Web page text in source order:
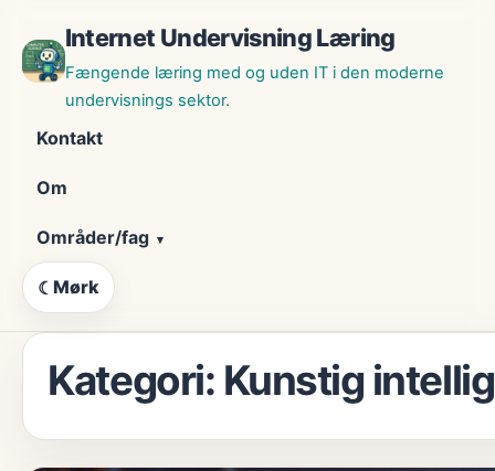
indhold
Internet Undervisning Læring
Fængende læring med og uden IT i den moderne
undervisnings sektor.
Kontakt
Om
Områder/fag
☾ Mørk
Kategori: Kunstig